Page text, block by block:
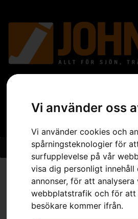
Vi använder oss
Vi använder cookies och
spårningsteknologier för
surfupplevelse på vår
visa dig personligt innehåll
annonser, för att analysera
webbplatstrafik och för att
besökare kommer ifrån.
»Sortiment »Trädgård»
Förlängare EX780/24